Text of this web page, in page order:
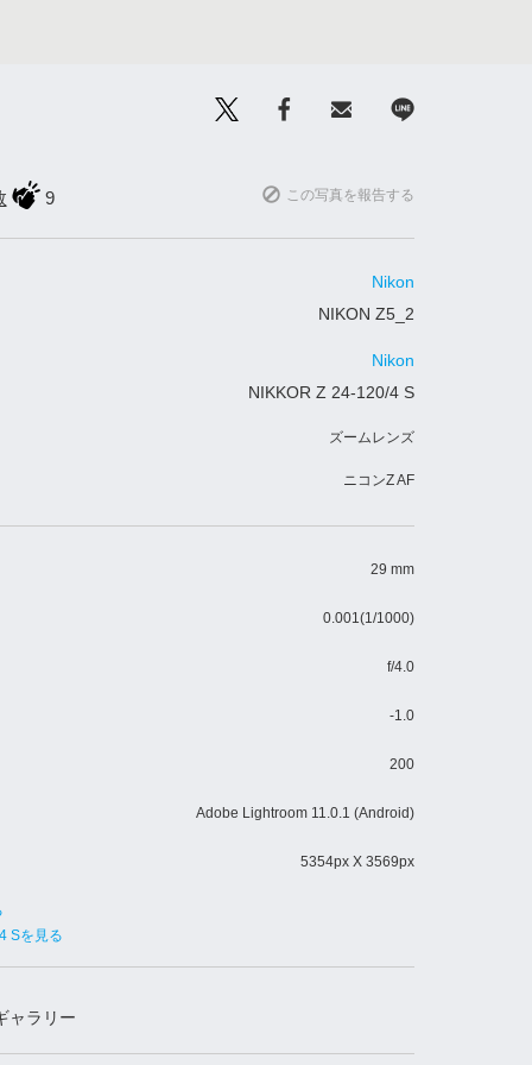
9 この写真を報告する
Nikon
NIKON Z5_2
Nikon
NIKKOR Z 24-120/4 S
ズームレンズ
ニコンZ AF
29 mm
0.001(1/1000)
f/4.0
-1.0
200
Adobe Lightroom 11.0.1 (Android)
5354px X 3569px
Sを見る
ャラリー